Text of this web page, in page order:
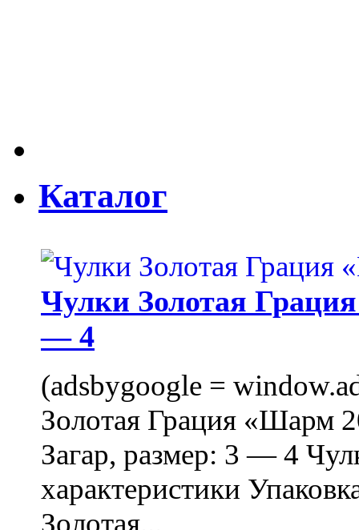
Каталог
Чулки Золотая
— 4
(adsbygoogle =
Золотая Грация «Шарм
Загар, размер: 3 — 4
характеристики
Золотая...